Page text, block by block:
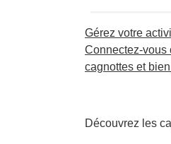
Gérez votre
Connectez-vous
cagnottes et
Découvrez les